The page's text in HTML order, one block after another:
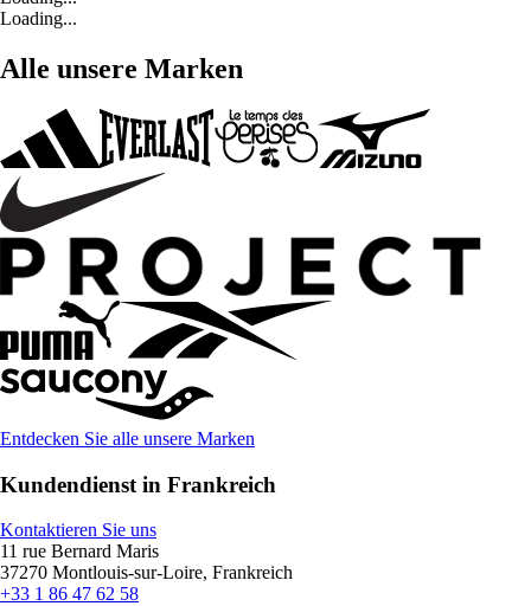
Loading...
Alle unsere Marken
Entdecken Sie alle unsere Marken
Kundendienst in Frankreich
Kontaktieren Sie uns
11 rue Bernard Maris
37270 Montlouis-sur-Loire, Frankreich
+33 1 86 47 62 58